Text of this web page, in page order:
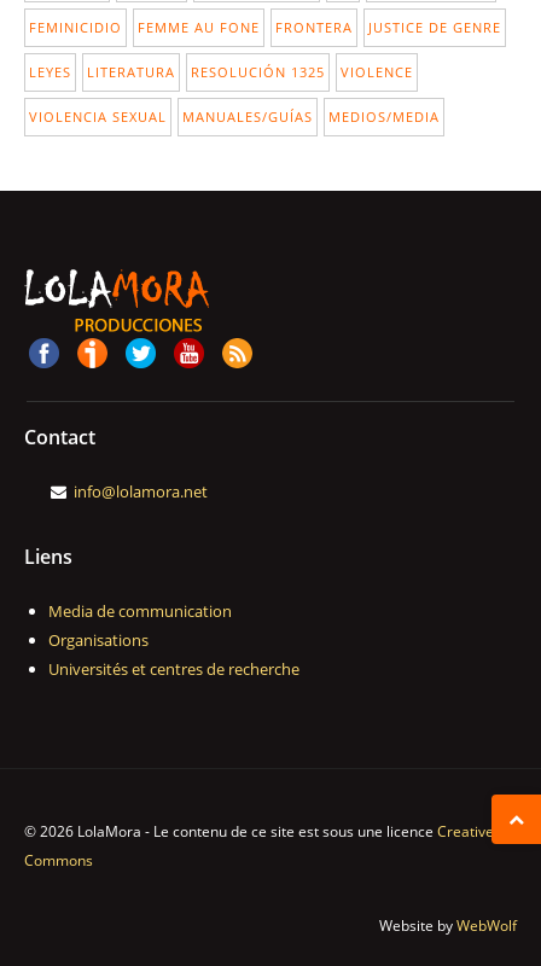
FEMINICIDIO FEMME AU FONE FRONTERA JUSTICE DE GENRE
LEYES LITERATURA RESOLUCIÓN 1325 VIOLENCE
VIOLENCIA SEXUAL MANUALES/GUÍAS MEDIOS/MEDIA
Contact
info@lolamora.net
Liens
Media de communication
Organisations
Universités et centres de recherche
© 2026 LolaMora - Le contenu de ce site est sous une licence Creative
Commons
Website byWebWolf